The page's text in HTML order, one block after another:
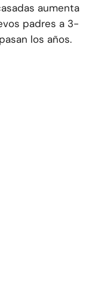
aumenta
padres a 3-
los años.